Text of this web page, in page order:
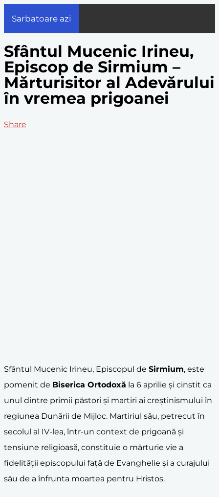
Sarbatoare azi
Sfântul Mucenic Irineu,
Episcop de Sirmium –
Mărturisitor al Adevărului
în vremea prigoanei
Share
Sfântul Mucenic Irineu, Episcopul de Sirmium, este
pomenit de Biserica Ortodoxă la 6 aprilie și cinstit ca
unul dintre primii păstori și martiri ai creștinismului în
regiunea Dunării de Mijloc. Martiriul său, petrecut în
secolul al IV-lea, într-un context de prigoană și
tensiune religioasă, constituie o mărturie vie a
fidelității episcopului față de Evanghelie și a curajului
său de a înfrunta moartea pentru Hristos.